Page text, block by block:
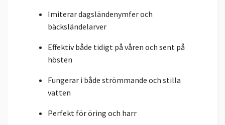
Imiterar dagsländenymfer och
bäcksländelarver
Effektiv både tidigt på våren och sent på
hösten
Fungerar i både strömmande och stilla
vatten
Perfekt för öring och harr